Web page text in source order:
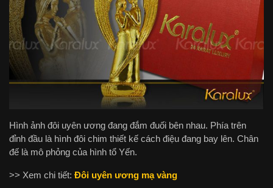
Hình ảnh đôi uyên ương đang đắm đuối bên nhau. Phía trên
đỉnh đầu là hình đôi chim thiết kế cách điệu đang bay lên. Chân
đế là mô phỏng của hình tổ Yến.
>> Xem chi tiết: Đôi uyên ương mạ vàng